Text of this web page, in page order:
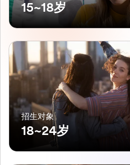
15~18岁
招生对象
18~24岁